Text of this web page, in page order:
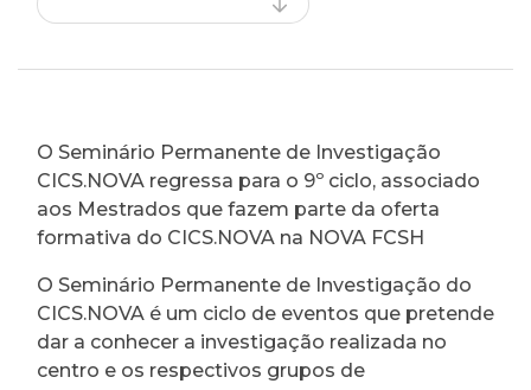
O Seminário Permanente de Investigação
CICS.NOVA regressa para o 9º ciclo, associado
aos Mestrados que fazem parte da oferta
formativa do CICS.NOVA na NOVA FCSH
O Seminário Permanente de Investigação do
CICS.NOVA é um ciclo de eventos que pretende
dar a conhecer a investigação realizada no
centro e os respectivos grupos de